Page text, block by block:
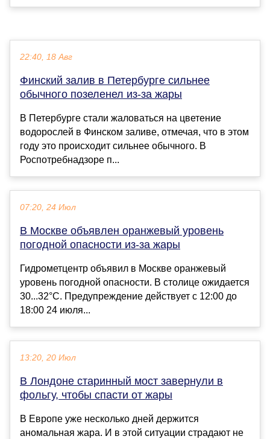
22:40, 18 Авг
Финский залив в Петербурге сильнее
обычного позеленел из-за жары
В Петербурге стали жаловаться на цветение
водорослей в Финском заливе, отмечая, что в этом
году это происходит сильнее обычного. В
Роспотребнадзоре п...
07:20, 24 Июл
В Москве объявлен оранжевый уровень
погодной опасности из-за жары
Гидрометцентр объявил в Москве оранжевый
уровень погодной опасности. В столице ожидается
30...32°С. Предупреждение действует с 12:00 до
18:00 24 июля...
13:20, 20 Июл
В Лондоне старинный мост завернули в
фольгу, чтобы спасти от жары
В Европе уже несколько дней держится
аномальная жара. И в этой ситуации страдают не